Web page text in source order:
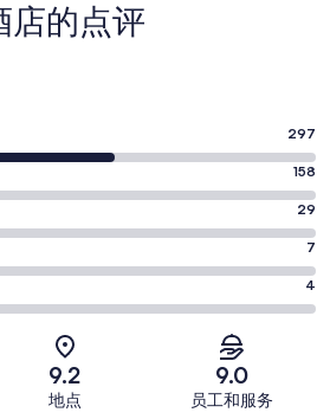
店的点评
297
158
29
7
4
9.2
地点
9.0
员工和服务